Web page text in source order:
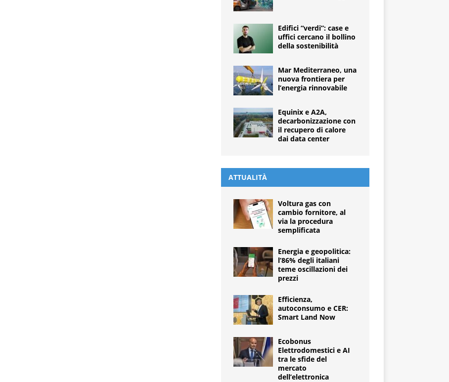
Edifici “verdi”: case e
uffici cercano il bollino
della sostenibilità
Mar Mediterraneo, una
nuova frontiera per
l’energia rinnovabile
Equinix e A2A,
decarbonizzazione con
il recupero di calore
dai data center
ATTUALITÀ
Voltura gas con
cambio fornitore, al
via la procedura
semplificata
Energia e geopolitica:
l’86% degli italiani
teme oscillazioni dei
prezzi
Efficienza,
autoconsumo e CER:
Smart Land Now
Ecobonus
Elettrodomestici e AI
tra le sfide del
mercato
dell’elettronica